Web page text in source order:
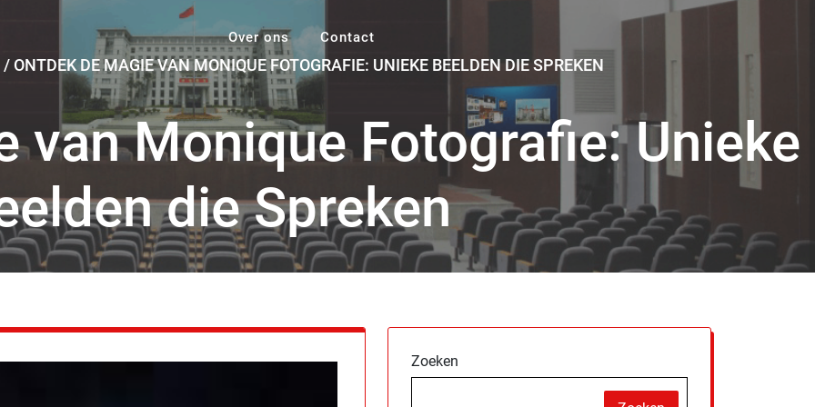
Over ons Contact
/ ONTDEK DE MAGIE VAN MONIQUE FOTOGRAFIE: UNIEKE BEELDEN DIE SPREKEN
van Monique Fotografie: Unieke
die Spreken
Zoeken